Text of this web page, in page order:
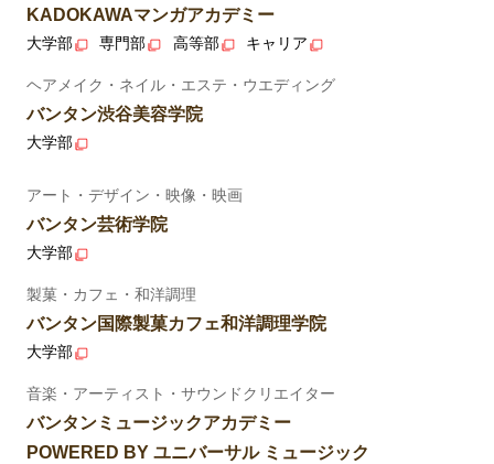
KADOKAWAマンガアカデミー
大学部 専門部 高等部 キャリア
ヘアメイク・ネイル・エステ・ウエディング
バンタン渋谷美容学院
大学部
アート・デザイン・映像・映画
バンタン芸術学院
大学部
製菓・カフェ・和洋調理
バンタン国際製菓カフェ和洋調理学院
大学部
音楽・アーティスト・サウンドクリエイター
バンタンミュージックアカデミー
POWERED BY ユニバーサル ミュージック